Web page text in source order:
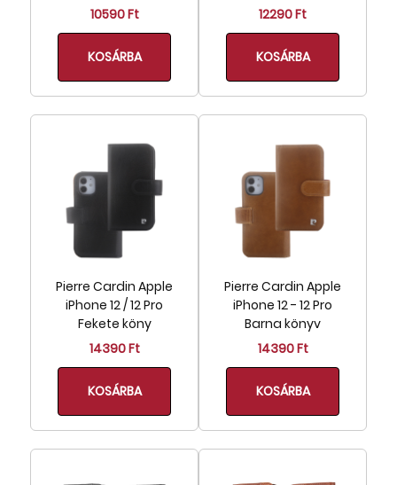
10590 Ft
KOSÁRBA
12290 Ft
KOSÁRBA
Pierre Cardin Apple
iPhone 12 / 12 Pro
Fekete köny
14390 Ft
KOSÁRBA
Pierre Cardin Apple
iPhone 12 - 12 Pro
Barna könyv
14390 Ft
KOSÁRBA